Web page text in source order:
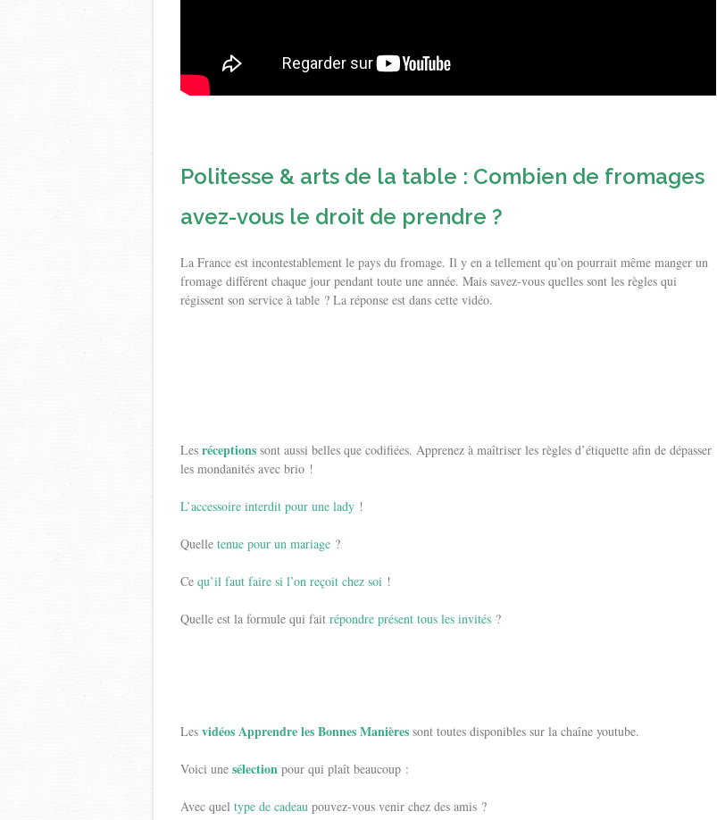
Politesse & arts de la table : Combien de fromages
avez-vous le droit de prendre ?
La France est incontestablement le pays du fromage. Il y en a tellement qu’on pourrait même manger un
fromage différent chaque jour pendant toute une année. Mais savez-vous quelles sont les règles qui
régissent son service à table ? La réponse est dans cette vidéo.
Les réceptions sont aussi belles que codifiées. Apprenez à maîtriser les règles d’étiquette afin de dépasser
les mondanités avec brio !
L’accessoire interdit pour une lady !
Quelle tenue pour un mariage ?
Ce qu’il faut faire si l’on reçoit chez soi !
Quelle est la formule qui fait répondre présent tous les invités ?
Les vidéos Apprendre les Bonnes Manières sont toutes disponibles sur la chaîne youtube.
Voici une sélection pour qui plaît beaucoup :
Avec quel type de cadeau pouvez-vous venir chez des amis ?